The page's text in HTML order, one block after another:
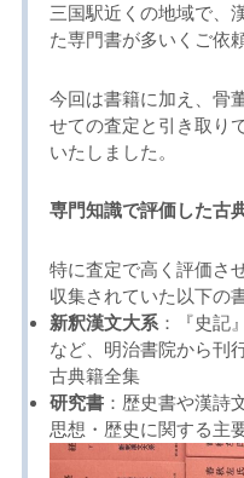
三国駅近くの地域で、
た専門書が多いくご依
今回は書籍に加え、骨
せての査定と引き取り
いたしました。
専門知識で評価した古
特に査定で高く評価さ
収集されていた以下の
新釈漢文大系：『史記
など、明治書院から刊
古典籍全集
研究書：歴史書や漢詩
思想・歴史に関する主